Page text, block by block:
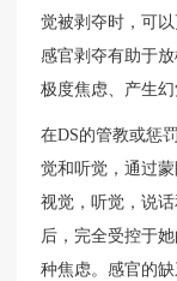
觉被剥夺时，可
感官剥夺有助于
极度焦虑、产生
在DS的管教或惩
觉和听觉，通过
视觉，听觉，说
后，完全受控于
种焦虑。感官的